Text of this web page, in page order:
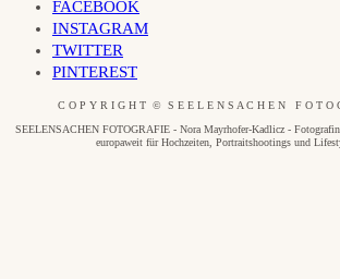
FACEBOOK
INSTAGRAM
TWITTER
PINTEREST
C O P Y R I G H T © S E E L E N S A C H E N F O T O
SEELENSACHEN FOTOGRAFIE - Nora Mayrhofer-Kadlicz - Fotografin
europaweit für Hochzeiten, Portraitshootings und